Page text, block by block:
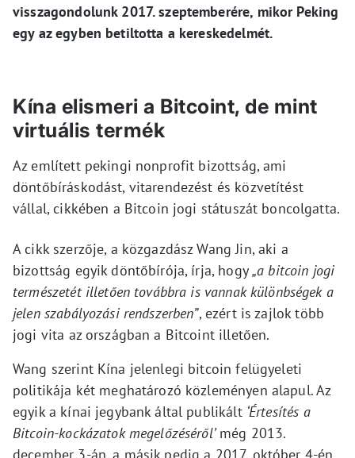
visszagondolunk 2017. szeptemberére, mikor Peking
egy az egyben betiltotta a kereskedelmét.
Kína elismeri a Bitcoint, de mint
virtuális termék
Az említett pekingi nonprofit bizottság, ami
döntőbíráskodást, vitarendezést és közvetítést
vállal, cikkében a Bitcoin jogi státuszát boncolgatta.
A cikk szerzője, a közgazdász Wang Jin, aki a
bizottság egyik döntőbírója, írja, hogy„a bitcoin jogi
természetét illetően továbbra is vannak különbségek a
jelen szabályozási rendszerben”, ezért is zajlok több
jogi vita az országban a Bitcoint illetően.
Wang szerint Kína jelenlegi bitcoin felügyeleti
politikája két meghatározó közleményen alapul. Az
egyik a kínai jegybank által publikált ‘Értesítés a
Bitcoin-kockázatok megelőzéséről’még 2013.